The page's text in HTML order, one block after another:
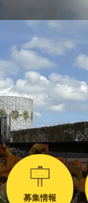
募集情報